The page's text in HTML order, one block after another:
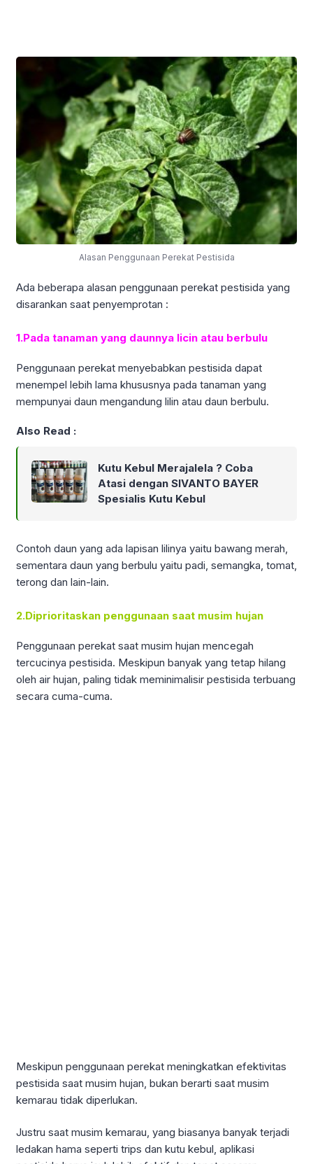
Alasan Penggunaan Perekat Pestisida
Ada beberapa alasan penggunaan perekat pestisida yang
disarankan saat penyemprotan :
1.Pada tanaman yang daunnya licin atau berbulu
Penggunaan perekat menyebabkan pestisida dapat
menempel lebih lama khususnya pada tanaman yang
mempunyai daun mengandung lilin atau daun berbulu.
Also Read :
Kutu Kebul Merajalela ? Coba
Atasi dengan SIVANTO BAYER
Spesialis Kutu Kebul
Contoh daun yang ada lapisan lilinya yaitu bawang merah,
sementara daun yang berbulu yaitu padi, semangka, tomat,
terong dan lain-lain.
2.Diprioritaskan penggunaan saat musim hujan
Penggunaan perekat saat musim hujan mencegah
tercucinya pestisida. Meskipun banyak yang tetap hilang
oleh air hujan, paling tidak meminimalisir pestisida terbuang
secara cuma-cuma.
Meskipun penggunaan perekat meningkatkan efektivitas
pestisida saat musim hujan, bukan berarti saat musim
kemarau tidak diperlukan.
Justru saat musim kemarau, yang biasanya banyak terjadi
ledakan hama seperti trips dan kutu kebul, aplikasi